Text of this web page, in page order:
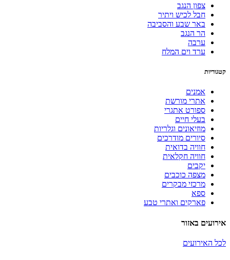
צפון הנגב
חבל לכיש ויתיר
באר שבע והסביבה
הר הנגב
ערבה
ערד וים המלח
קטגוריות
אמנים
אתרי מורשת
ספורט אתגרי
בעלי חיים
מוזיאונים וגלריות
סיורים מודרכים
חוויה בדואית
חוויה חקלאית
יקבים
מצפה כוכבים
מרכזי מבקרים
ספא
פארקים ואתרי טבע
אירועים באזור
לכל האירועים